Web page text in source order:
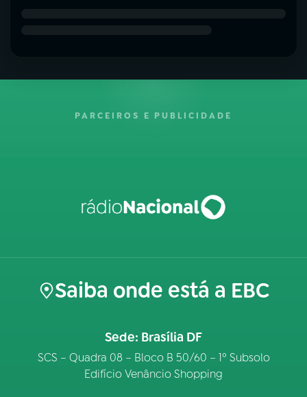
PARCEIROS E PUBLICIDADE
Saiba onde está a EBC
Sede: Brasília DF
SCS – Quadra 08 – Bloco B 50/60 – 1º Subsolo
Edifício Venâncio Shopping